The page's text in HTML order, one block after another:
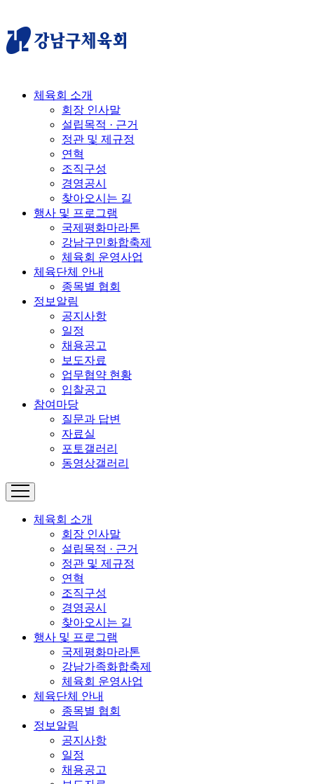
체육회 소개
회장 인사말
설립목적 · 근거
정관 및 제규정
연혁
조직구성
경영공시
찾아오시는 길
행사 및 프로그램
국제평화마라톤
강남구민화합축제
체육회 운영사업
체육단체 안내
종목별 협회
정보알림
공지사항
일정
채용공고
보도자료
업무협약 현황
입찰공고
참여마당
질문과 답변
자료실
포토갤러리
동영상갤러리
체육회 소개
회장 인사말
설립목적 · 근거
정관 및 제규정
연혁
조직구성
경영공시
찾아오시는 길
행사 및 프로그램
국제평화마라톤
강남가족화합축제
체육회 운영사업
체육단체 안내
종목별 협회
정보알림
공지사항
일정
채용공고